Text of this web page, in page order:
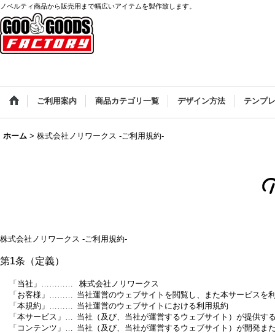
ノベルティ商品から販売用まで幅広いアイテムを製作致します。
ご利用案内 商品カテゴリ一覧 デザイン方法 テンプ
ホーム > 株式会社ノリワークス -ご利用規約-
株式会社ノリワークス -ご利用規約-
第1条（定義）
「当社」…………
株式会社ノリワークス
「お客様」……… 当社運営のウェブサイトを閲覧し、また本サービスを
「本規約」……… 当社運営のウェブサイトにおける利用規約
「本サービス」… 当社（及び、当社が運営するウェブサイト）が提供す
「コンテンツ」… 当社（及び、当社が運営するウェブサイト）が開発ま